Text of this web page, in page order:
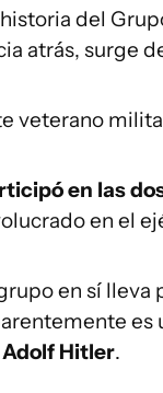
del
atrás, surge
veterano
en las
en el
en sí lleva
es
Adolf Hitler.